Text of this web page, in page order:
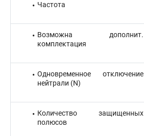
Частота
Возможна дополнит.
комплектация
Одновременное отключение
нейтрали (N)
Количество защищенных
полюсов